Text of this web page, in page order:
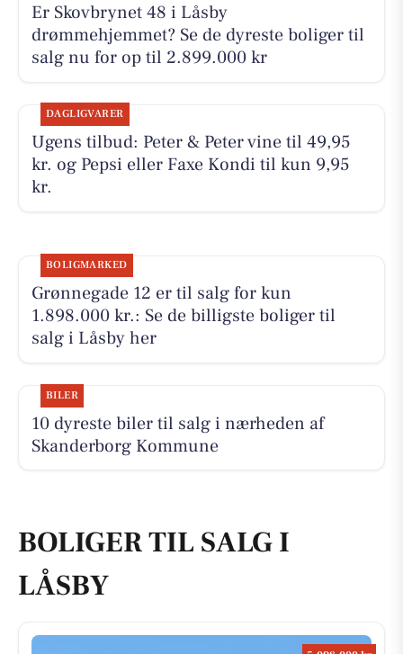
Er Skovbrynet 48 i Låsby
drømmehjemmet? Se de dyreste boliger til
salg nu for op til 2.899.000 kr
DAGLIGVARER
Ugens tilbud: Peter & Peter vine til 49,95
kr. og Pepsi eller Faxe Kondi til kun 9,95
kr.
BOLIGMARKED
Grønnegade 12 er til salg for kun
1.898.000 kr.: Se de billigste boliger til
salg i Låsby her
BILER
10 dyreste biler til salg i nærheden af
Skanderborg Kommune
BOLIGER TIL SALG I
LÅSBY